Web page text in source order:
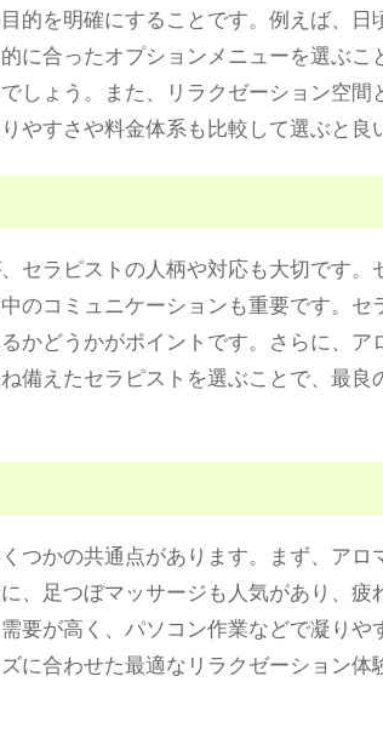
的を明確にすることです。例えば、日
に合ったオプションメニューを選ぶこ
しょう。また、リラクゼーション空間
すさや料金体系も比較して選ぶと良
セラピストの人柄や対応も大切です。
のコミュニケーションも重要です。セ
かどうかがポイントです。さらに、ア
備えたセラピストを選ぶことで、最良
つかの共通点があります。まず、アロ
、足つぼマッサージも人気があり、疲
要が高く、パソコン作業などで凝りや
合わせた最適なリラクゼーション体